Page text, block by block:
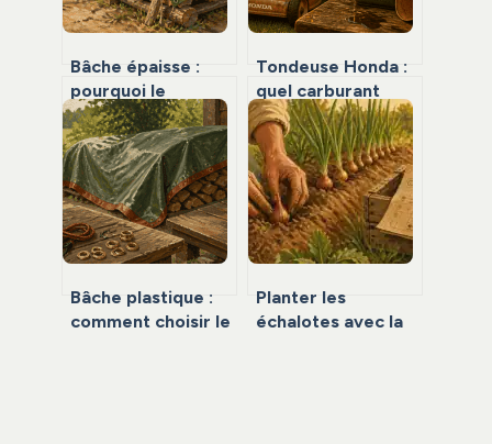
Bâche épaisse :
pourquoi le
grammage
900g/m² est le
seul choix pour une
protection de 10
ans
Tondeuse Honda :
quel carburant
choisir pour
préserver votre
moteur ?
Bâche plastique :
comment choisir le
Planter les
échalotes avec la